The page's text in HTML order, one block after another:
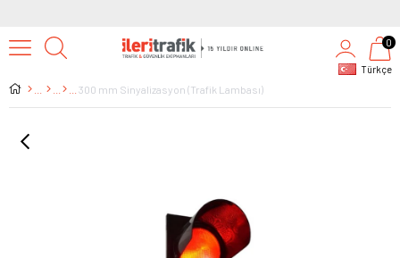
Türkçe
0
300 mm Sinyalizasyon (Trafik Lambası)